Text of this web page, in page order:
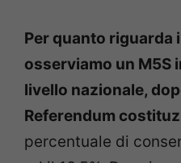
Per quanto riguarda
osserviamo un M5S
livello nazionale,
Referendum
percentuale di